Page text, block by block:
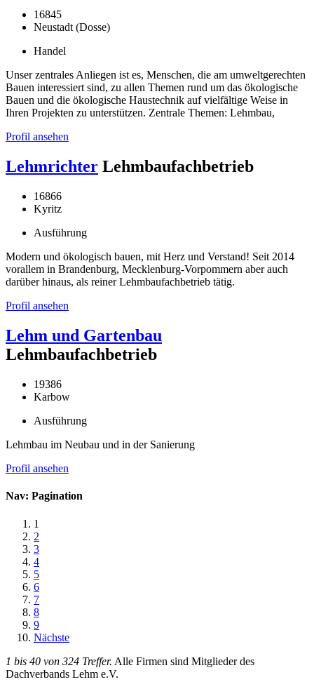
16845
Neustadt (Dosse)
Handel
Unser zentrales Anliegen ist es, Menschen, die am umweltgerechten
Bauen interessiert sind, zu allen Themen rund um das ökologische
Bauen und die ökologische Haustechnik auf vielfältige Weise in
Ihren Projekten zu unterstützen. Zentrale Themen: Lehmbau,
Profil ansehen
Lehmrichter Lehmbaufachbetrieb
16866
Kyritz
Ausführung
Modern und ökologisch bauen, mit Herz und Verstand! Seit 2014
vorallem in Brandenburg, Mecklenburg-Vorpommern aber auch
darüber hinaus, als reiner Lehmbaufachbetrieb tätig.
Profil ansehen
Lehm und Gartenbau
Lehmbaufachbetrieb
19386
Karbow
Ausführung
Lehmbau im Neubau und in der Sanierung
Profil ansehen
Nav: Pagination
1
2
3
4
5
6
7
8
9
Nächste
1 bis 40 von 324 Treffer. Alle Firmen sind Mitglieder des
Dachverbands Lehm e.V.